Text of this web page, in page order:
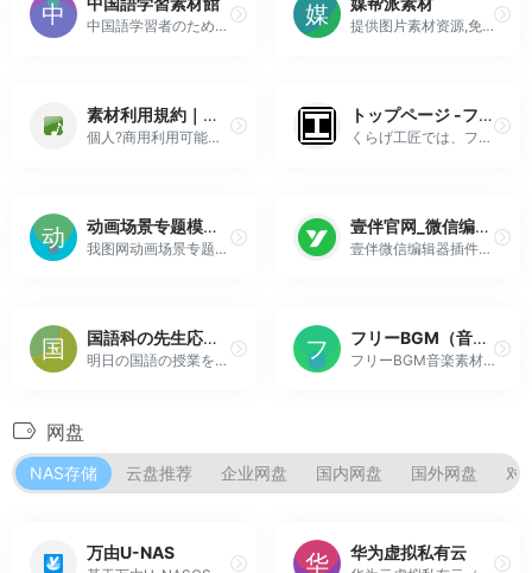
中国語学習者のためのグッズ販売サイト。 中国出張、中国旅行、中国駐在者の中国現地行動力UPのための情報発信もしています。 提供图片素材资源,免费图片素材资源,动态图资源以及在线图标字体下载等图片素材资源
素材利用規約｜著作権フリーの無料音楽素材ダウンロードサイト「ミュージックノート」
個人?商用利用可能の音楽、効果音のフリー素材! iPhoneアプリ、androidアプリ、FLASH、ゲーム制作に！著作権フリーの無料音楽素材ダウンロードサイト「ミュージックノート」
トップページ -フリー効果音素材 くらげ工匠
くらげ工匠では、フリーの効果音（SE）素材を提供しています。動画作品、自作ゲーム等の効果音にどうぞ。
动画场景专题模板-动画场景图片素材下载-我图网
我图网动画场景专题为您整理了265172个原创高质量动画场景图片素材供您在线下载,PSD/JPG/PNG格式动画场景模板下载、高清动画场景图片大全等,下载图片素材就上我图网。
壹伴官网_微信编辑器_公众号助手_公众号排版_一键图文排版
壹伴微信编辑器插件-400万公众号新媒体运营者青睐的在线微信编辑工具、拥有万千公众号模板,公众号素材样式、具备公众号排版,多公众号管理,数据分析,定时群发等功能
国語科の先生応援サイト | 国語授業の素材蔵｜高校国語教材プラットフォーム｜京都市
明日の国語の授業をサポートする、国語科の先生応援サイト「国語授業の素材蔵」。国語の授業プリントやパワーポイントなどの教材に使えるイラストや写真素材が豊富。
フリーBGM（音楽素材）18956曲 無料ダウンロード｜フリーBGM DOVA-SYNDROME
フリーBGM音楽素材を無料ダウンロード配布しています。商用や非商用など、用途を問わず連絡不要でご自由にご利用頂けます。[配信BGM素材数 18956曲／SE素材数 1296音 2026/5/9現在]
网盘
NAS存储 云盘推荐 企业网盘 国内网盘 国外网盘 对
万由U-NAS 华为虚拟私有云